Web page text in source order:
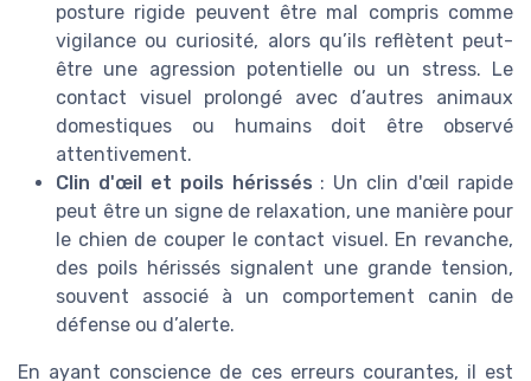
posture rigide peuvent être mal compris comme
vigilance ou curiosité, alors qu’ils reflètent peut-
être une agression potentielle ou un stress. Le
contact visuel prolongé avec d’autres animaux
domestiques ou humains doit être observé
attentivement.
Clin d'œil et poils hérissés : Un clin d'œil rapide
peut être un signe de relaxation, une manière pour
le chien de couper le contact visuel. En revanche,
des poils hérissés signalent une grande tension,
souvent associé à un comportement canin de
défense ou d’alerte.
En ayant conscience de ces erreurs courantes, il est